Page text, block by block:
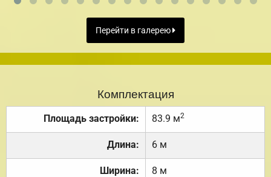
Перейти в галерею
Комплектация
Площадь застройки: 83.9 м2
Длина: 6 м
Ширина: 8 м